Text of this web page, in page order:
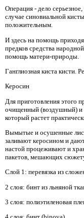
Операция - дело
случае синовиальной
положительным.
И здесь на помощь
предков средства
помощь матери-природы.
Ганглиозная киста кисти.
Керосин
Для приготовления этого
очищенный (воздушный) и
который растет
Вымытые и осушенные
заливают керосином и
настой процеживают и
пакетов, мешающих
Слой 1: перевязка из
2 слоя: бинт из льняной
3 слоя: полиэтиленовая